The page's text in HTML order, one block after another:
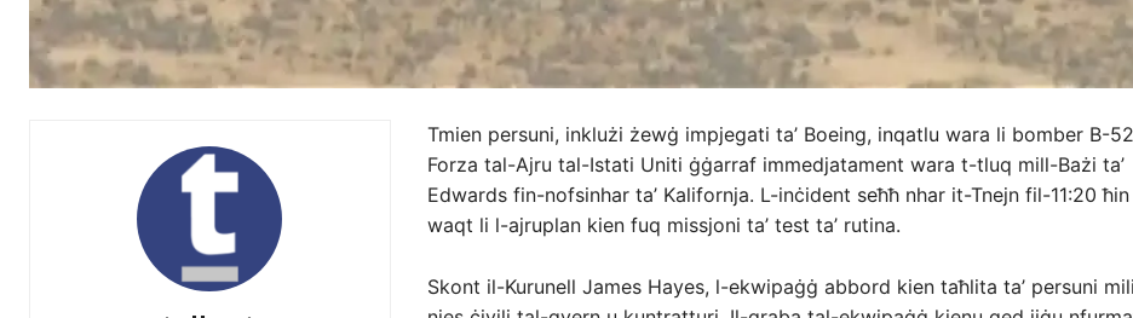
Tmien persuni, inklużi żewġ impjegati ta’ Boeing, inqatlu wara li bomber B-
Forza tal-Ajru tal-Istati Uniti ġġarraf immedjatament wara t-tluq mill-Bażi ta’
Edwards fin-nofsinhar ta’ Kalifornja. L-inċident seħħ nhar it-Tnejn fil-11:20
waqt li l-ajruplan kien fuq missjoni ta’ test ta’ rutina.
Skont il-Kurunell James Hayes, l-ekwipaġġ abbord kien taħlita ta’ persuni